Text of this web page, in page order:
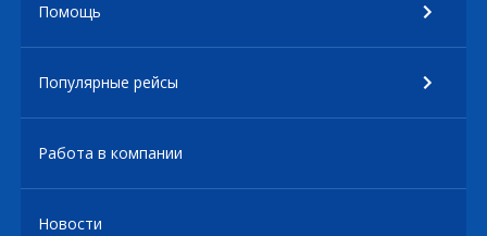
Помощь
Популярные рейсы
Работа в компании
Новости